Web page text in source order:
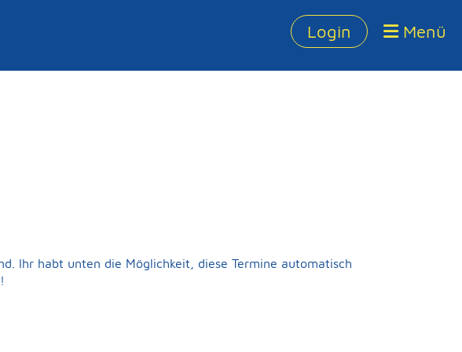
Login Menü
Ihr habt unten die Möglichkeit, diese Termine automatisch